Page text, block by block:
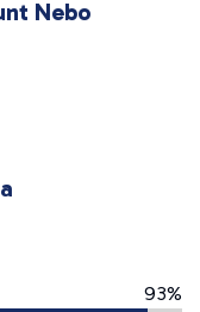
Nebo
93%